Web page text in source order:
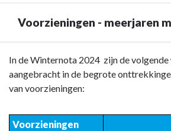
Voorzieningen - meerjaren
Terug
naar
navigatie
Financieel
In de Winternota 2024 zijn de
aangebracht in de begrote
van voorzieningen:
Voorzieningen